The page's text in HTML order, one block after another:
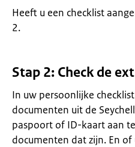
Heeft u een checklist
2.
Stap 2: Check de
In uw persoonlijke
documenten uit de
paspoort of ID-kaart aan
documenten dat zijn. En